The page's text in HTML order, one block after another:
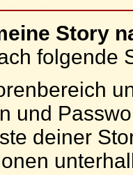
Story
folgende
und
deiner